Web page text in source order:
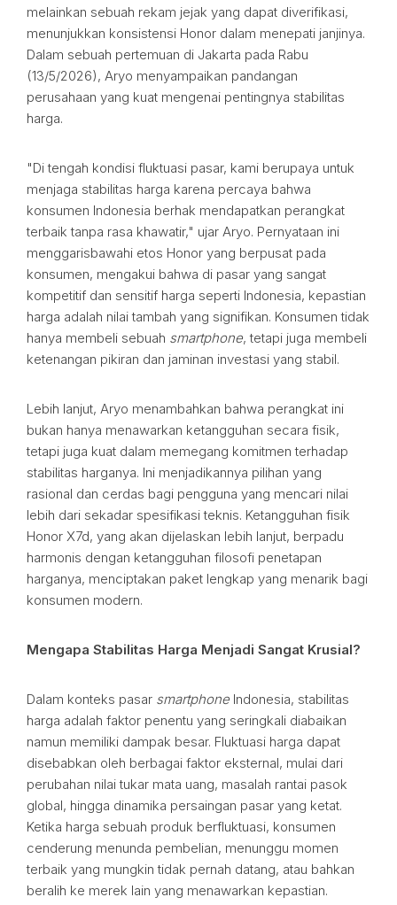
melainkan sebuah rekam jejak yang dapat diverifikasi,
menunjukkan konsistensi Honor dalam menepati janjinya.
Dalam sebuah pertemuan di Jakarta pada Rabu
(13/5/2026), Aryo menyampaikan pandangan
perusahaan yang kuat mengenai pentingnya stabilitas
harga.
"Di tengah kondisi fluktuasi pasar, kami berupaya untuk
menjaga stabilitas harga karena percaya bahwa
konsumen Indonesia berhak mendapatkan perangkat
terbaik tanpa rasa khawatir," ujar Aryo. Pernyataan ini
menggarisbawahi etos Honor yang berpusat pada
konsumen, mengakui bahwa di pasar yang sangat
kompetitif dan sensitif harga seperti Indonesia, kepastian
harga adalah nilai tambah yang signifikan. Konsumen tidak
hanya membeli sebuah smartphone, tetapi juga membeli
ketenangan pikiran dan jaminan investasi yang stabil.
Lebih lanjut, Aryo menambahkan bahwa perangkat ini
bukan hanya menawarkan ketangguhan secara fisik,
tetapi juga kuat dalam memegang komitmen terhadap
stabilitas harganya. Ini menjadikannya pilihan yang
rasional dan cerdas bagi pengguna yang mencari nilai
lebih dari sekadar spesifikasi teknis. Ketangguhan fisik
Honor X7d, yang akan dijelaskan lebih lanjut, berpadu
harmonis dengan ketangguhan filosofi penetapan
harganya, menciptakan paket lengkap yang menarik bagi
konsumen modern.
Mengapa Stabilitas Harga Menjadi Sangat Krusial?
Dalam konteks pasar smartphoneIndonesia, stabilitas
harga adalah faktor penentu yang seringkali diabaikan
namun memiliki dampak besar. Fluktuasi harga dapat
disebabkan oleh berbagai faktor eksternal, mulai dari
perubahan nilai tukar mata uang, masalah rantai pasok
global, hingga dinamika persaingan pasar yang ketat.
Ketika harga sebuah produk berfluktuasi, konsumen
cenderung menunda pembelian, menunggu momen
terbaik yang mungkin tidak pernah datang, atau bahkan
beralih ke merek lain yang menawarkan kepastian.